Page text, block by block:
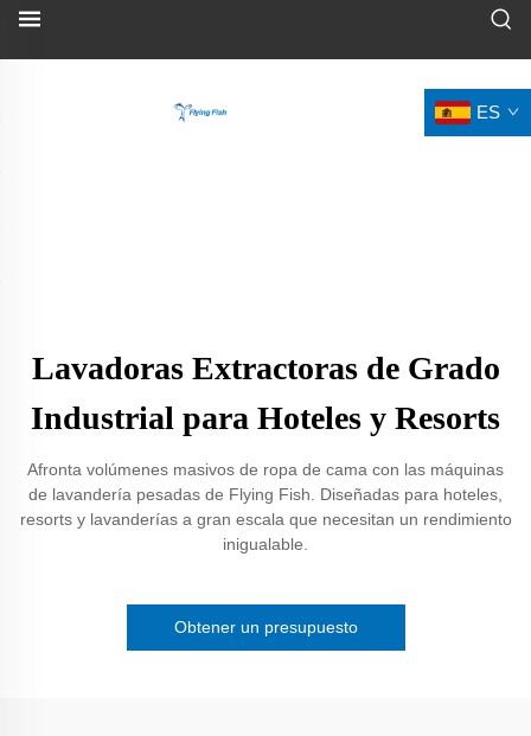
ES
Lavadoras Extractoras de Grado
Industrial para Hoteles y Resorts
Afronta volúmenes masivos de ropa de cama con las máquinas
de lavandería pesadas de Flying Fish. Diseñadas para hoteles,
resorts y lavanderías a gran escala que necesitan un rendimiento
inigualable.
Obtener un presupuesto